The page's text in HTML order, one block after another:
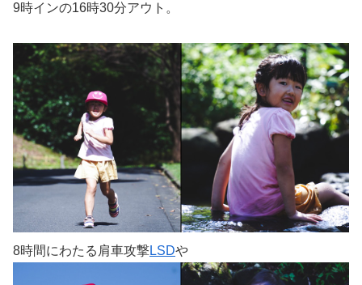
9時インの16時30分アウト。
8時間にわたる肩車攻撃LSDや